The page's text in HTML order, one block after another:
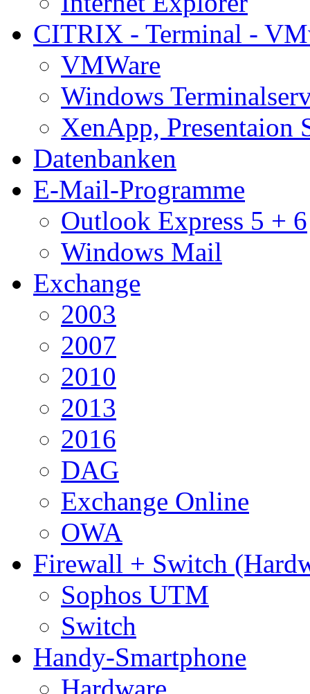
CITRIX - Terminal -
VMWare
Windows
XenApp, Presentaion
Datenbanken
E-Mail-Programme
Outlook Express 5 + 6
Windows Mail
Exchange
2003
2007
2010
2013
2016
DAG
Exchange Online
OWA
Firewall + Switch
Sophos UTM
Switch
Handy-Smartphone